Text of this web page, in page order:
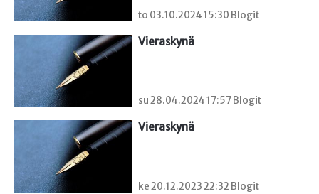
to 03.10.2024 15:30 Blogit
Vieraskynä
su 28.04.2024 17:57 Blogit
Vieraskynä
ke 20.12.2023 22:32 Blogit